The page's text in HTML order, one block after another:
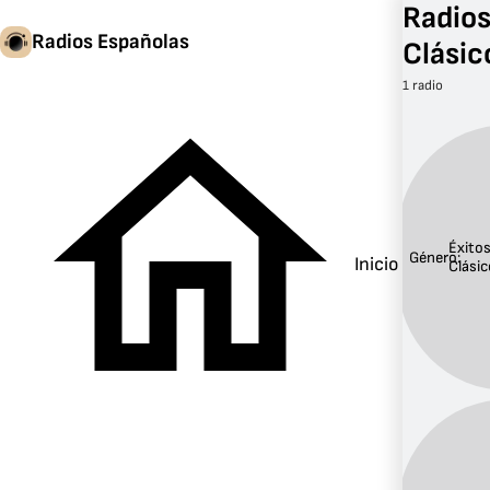
Radios Españolas
Inicio
1 radio
Género:Éxitos